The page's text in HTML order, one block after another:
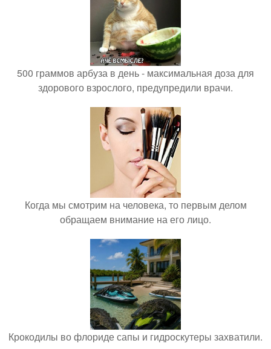
500 граммов арбуза в день - максимальная доза для
здорового взрослого, предупредили врачи.
Когда мы смотрим на человека, то первым делом
обращаем внимание на его лицо.
Крокодилы во флориде сапы и гидроскутеры захватили.